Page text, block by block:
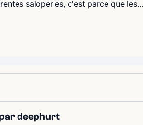
saloperies, c'est parce que les...
deephurt